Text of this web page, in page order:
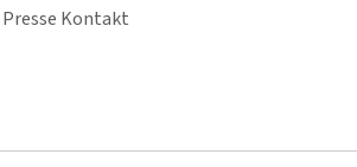
Presse Kontakt